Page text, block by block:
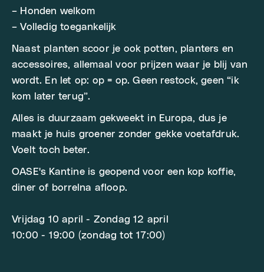
– Honden welkom
– Volledig toegankelijk
Naast planten scoor je ook potten, planters en
accessoires, allemaal voor prijzen waar je blij van
wordt. En let op: op = op. Geen restock, geen “ik
kom later terug”.
Alles is duurzaam gekweekt in Europa, dus je
maakt je huis groener zonder gekke voetafdruk.
Voelt toch beter.
OASE's Kantine is geopend voor een kop koffie,
diner of borrelna afloop.
Vrijdag 10 april - Zondag 12 april
10:00 - 19:00 (zondag tot 17:00)